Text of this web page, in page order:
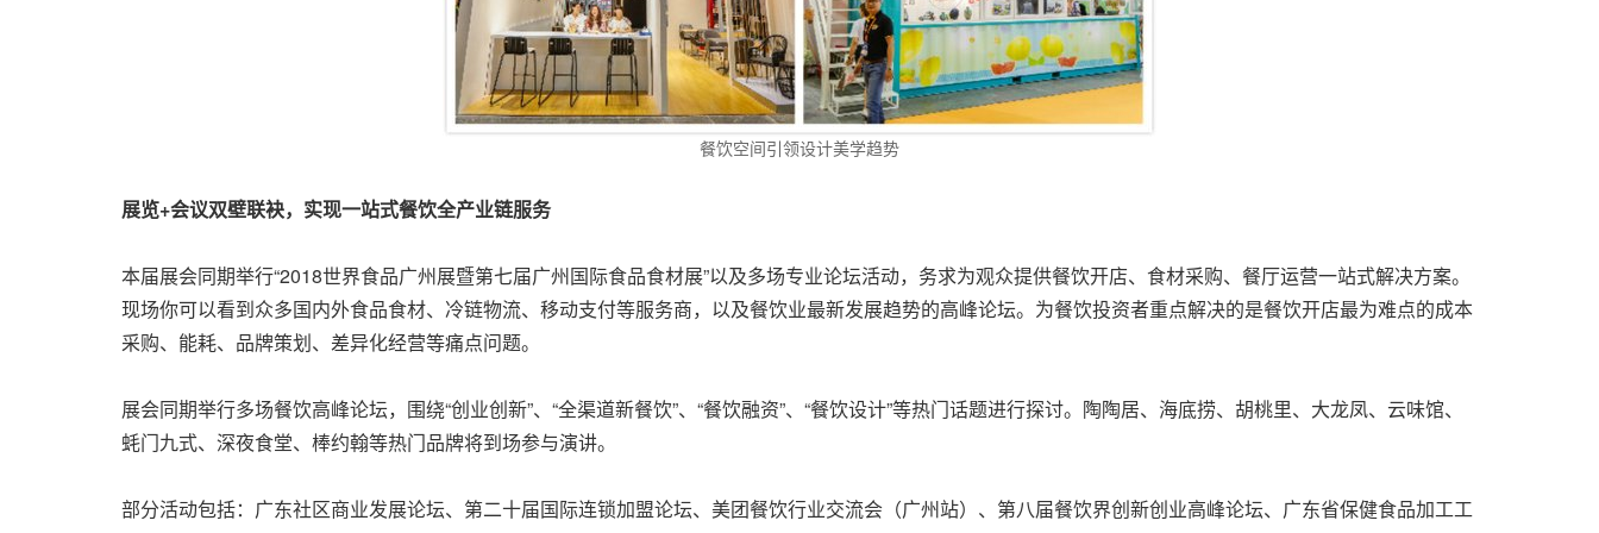
餐饮空间引领设计美学趋势
展览+会议双壁联袂，实现一站式餐饮全产业链服务
本届展会同期举行“2018世界食品广州展暨第七届广州国际食品食材展”以及多场专业论坛活动，务求为观众提供餐饮开店、食材采购、餐厅运营一站式解决方案。
现场你可以看到众多国内外食品食材、冷链物流、移动支付等服务商，以及餐饮业最新发展趋势的高峰论坛。为餐饮投资者重点解决的是餐饮开店最为难点的成本
采购、能耗、品牌策划、差异化经营等痛点问题。
展会同期举行多场餐饮高峰论坛，围绕“创业创新”、“全渠道新餐饮”、“餐饮融资”、“餐饮设计”等热门话题进行探讨。陶陶居、海底捞、胡桃里、大龙凤、云味馆、
蚝门九式、深夜食堂、棒约翰等热门品牌将到场参与演讲。
部分活动包括：广东社区商业发展论坛、第二十届国际连锁加盟论坛、美团餐饮行业交流会（广州站）、第八届餐饮界创新创业高峰论坛、广东省保健食品加工工